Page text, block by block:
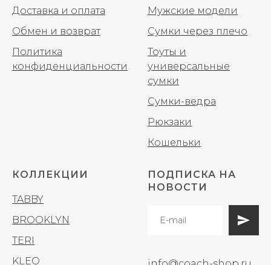
Доставка и оплата
Обмен и возврат
Политика
конфиденциальности
Мужские модели
Сумки через плечо
Тоуты и
универсальные
сумки
Сумки-ведра
Рюкзаки
Кошельки
КОЛЛЕКЦИИ
TABBY
BROOKLYN
TERI
KLEO
ПОДПИСКА НА
НОВОСТИ